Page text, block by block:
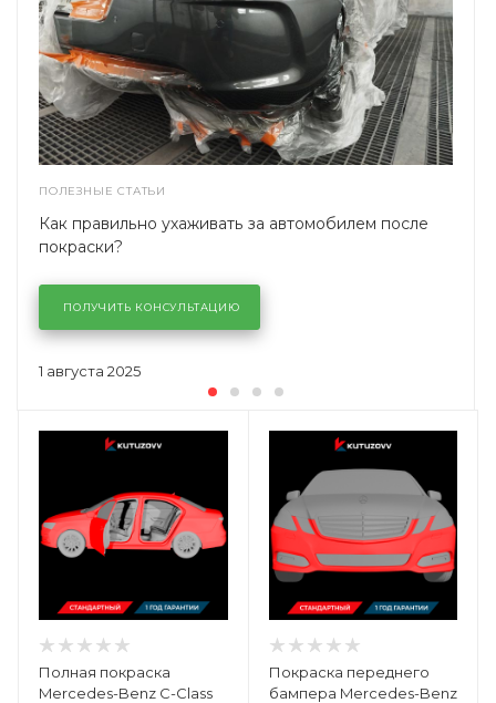
ПОЛЕЗНЫЕ СТАТЬИ
1 августа 2025
Как правильно ухаживать за автомобилем после
покраски?
ПОЛУЧИТЬ КОНСУЛЬТАЦИЮ
Полная покраска
Mercedes-Benz C-Class
Покраска переднего
бампера Mercedes-Benz